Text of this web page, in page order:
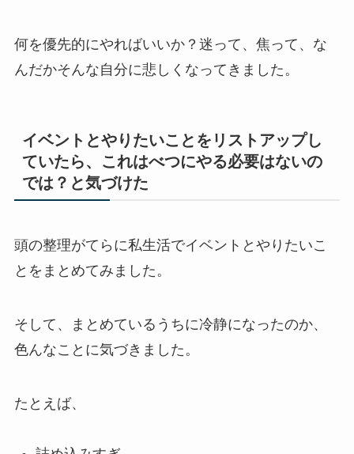
何を優先的にやればいいか？迷って、焦って、な
んだかそんな自分に悲しくなってきました。
イベントとやりたいことをリストアップし
ていたら、これはべつにやる必要はないの
では？と気づけた
頭の整理がてらに私生活でイベントとやりたいこ
とをまとめてみました。
そして、まとめているうちに冷静になったのか、
色んなことに気づきました。
たとえば、